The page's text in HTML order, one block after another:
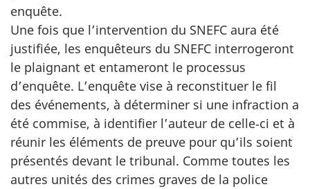
enquête.
Une fois que l’intervention du SNEFC aura été
justifiée, les enquêteurs du SNEFC interrogeront
le plaignant et entameront le processus
d’enquête. L’enquête vise à reconstituer le fil
des événements, à déterminer si une infraction a
été commise, à identifier l’auteur de celle‑ci et à
réunir les éléments de preuve pour qu’ils soient
présentés devant le tribunal. Comme toutes les
autres unités des crimes graves de la police